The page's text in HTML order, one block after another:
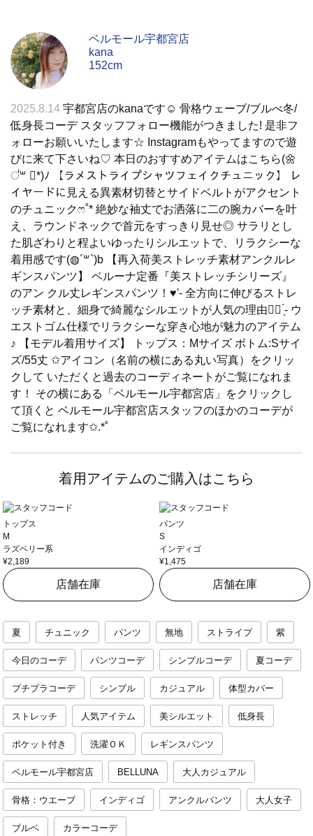
ベルモール宇都宮店
kana
152cm
2025.8.14 宇都宮店のkanaです☺︎ 骨格ウェーブ/ブルべ冬/
低身長コーデ スタッフフォロー機能がつきました! 是非フ
ォローお願いいたします☆ Instagramもやってますので遊
びに来て下さいね♡ 本日のおすすめアイテムはこちら(🌼
॑꒳ ॑*)ﾉ 【ラメストライプシャツフェイクチュニック】 レ
イヤードに見える異素材切替とサイドベルトがアクセント
のチュニックෆ˚* 絶妙な袖丈でお洒落に二の腕カバーを叶
え、ラウンドネックで首元をすっきり見せ◎ サラリとし
た肌ざわりと程よいゆったりシルエットで、リラクシーな
着用感です(◍´꒳`)b 【再入荷美ストレッチ素材アンクルレ
ギンスパンツ】 ベルーナ定番『美ストレッチシリーズ』
のアン クル丈レギンスパンツ！♥'- 全方向に伸びるストレ
ッチ素材と、細身で綺麗なシルエットが人気の理由👍🏻 ̖́- ウ
エストゴム仕様でリラクシーな穿き心地が魅力のアイテム
♪ 【モデル着用サイズ】 トップス：Mサイズ ボトム:Sサイ
ズ/55丈 ✩アイコン（名前の横にある丸い写真）をクリッ
クして いただくと過去のコーディネートがご覧になれま
す！ その横にある「ベルモール宇都宮店」をクリックし
て頂くと ベルモール宇都宮店スタッフのほかのコーデが
ご覧になれます✩.*˚
着用アイテムのご購入はこちら
トップス
M
ラズベリー系
¥2,189
店舗在庫
パンツ
S
インディゴ
¥1,475
店舗在庫
夏 チュニック パンツ 無地 ストライプ 紫
今日のコーデ パンツコーデ シンプルコーデ 夏コーデ
プチプラコーデ シンプル カジュアル 体型カバー
ストレッチ 人気アイテム 美シルエット 低身長
ポケット付き 洗濯ＯＫ レギンスパンツ
ベルモール宇都宮店 BELLUNA 大人カジュアル
骨格：ウエーブ インディゴ アンクルパンツ 大人女子
ブルベ カラーコーデ